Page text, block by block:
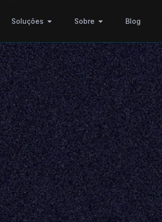
Soluções Sobre Blog